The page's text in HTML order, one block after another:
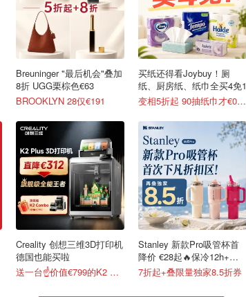
Breuninger "最后机会"叠加
8折 UGG栗棕色€63
BROOKLYN 28仅€191
Creality 创想三维3D打印机
德国也能买啦
送一台☝️价值€799的K2 Combo！
买纸还得看Joybuy！厕
纸、厨房纸、纸巾全买4免1
变相5折起 90抽纸巾才€0.22/包
Stanley 新款Pro吸管杯首
降价 €28起🔥保冷12h+，
便携不漏水
7折起+叠限量独家8.5折券